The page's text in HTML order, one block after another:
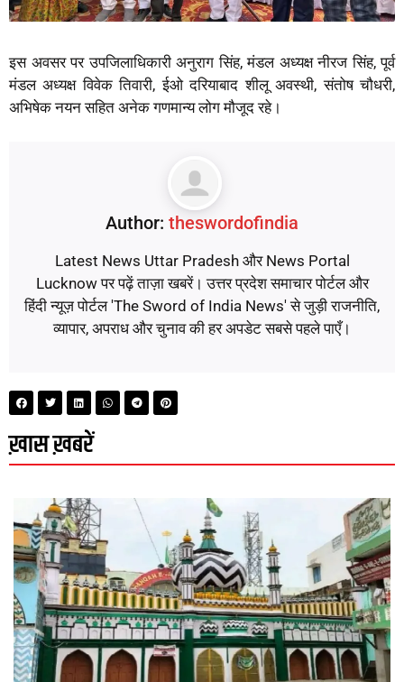
इस अवसर पर उपजिलाधिकारी अनुराग सिंह, मंडल अध्यक्ष नीरज सिंह, पूर्व
मंडल अध्यक्ष विवेक तिवारी, ईओ दरियाबाद शीलू अवस्थी, संतोष चौधरी,
अभिषेक नयन सहित अनेक गणमान्य लोग मौजूद रहे।
Author: theswordofindia
Latest News Uttar Pradesh और News Portal
Lucknow पर पढ़ें ताज़ा खबरें। उत्तर प्रदेश समाचार पोर्टल और
हिंदी न्यूज़ पोर्टल 'The Sword of India News' से जुड़ी राजनीति,
व्यापार, अपराध और चुनाव की हर अपडेट सबसे पहले पाएँ।
ख़ास ख़बरें